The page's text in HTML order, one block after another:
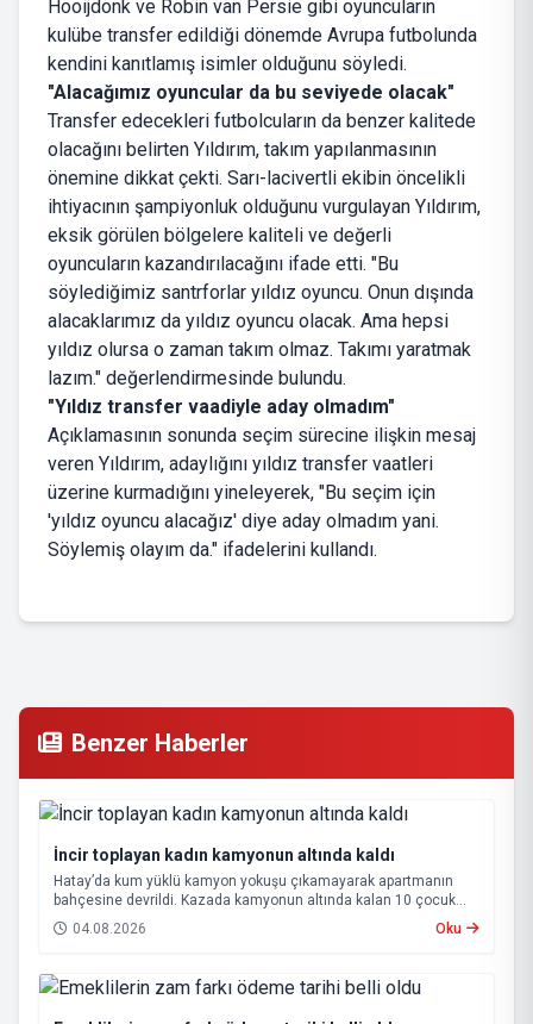
Hooijdonk ve Robin van Persie gibi oyuncuların
kulübe transfer edildiği dönemde Avrupa futbolunda
kendini kanıtlamış isimler olduğunu söyledi.
"Alacağımız oyuncular da bu seviyede olacak"
Transfer edecekleri futbolcuların da benzer kalitede
olacağını belirten Yıldırım, takım yapılanmasının
önemine dikkat çekti. Sarı-lacivertli ekibin öncelikli
ihtiyacının şampiyonluk olduğunu vurgulayan Yıldırım,
eksik görülen bölgelere kaliteli ve değerli
oyuncuların kazandırılacağını ifade etti. "Bu
söylediğimiz santrforlar yıldız oyuncu. Onun dışında
alacaklarımız da yıldız oyuncu olacak. Ama hepsi
yıldız olursa o zaman takım olmaz. Takımı yaratmak
lazım." değerlendirmesinde bulundu.
"Yıldız transfer vaadiyle aday olmadım"
Açıklamasının sonunda seçim sürecine ilişkin mesaj
veren Yıldırım, adaylığını yıldız transfer vaatleri
üzerine kurmadığını yineleyerek, "Bu seçim için
'yıldız oyuncu alacağız' diye aday olmadım yani.
Söylemiş olayım da." ifadelerini kullandı.
Benzer Haberler
İncir toplayan kadın kamyonun altında kaldı
Hatay’da kum yüklü kamyon yokuşu çıkamayarak apartmanın
bahçesine devrildi. Kazada kamyonun altında kalan 10 çocuk
annesi 65 yaşındaki kadın hayatını kaybetti.
04.08.2026 Oku